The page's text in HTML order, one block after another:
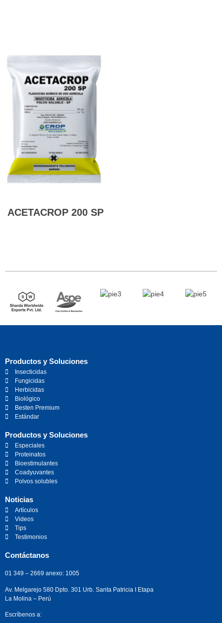
ACETACROP 200 SP
Productos y Soluciones
Insecticidas
Fungicidas
Herbicidas
Biológico
Besten Premium
Estándar
Productos y Soluciones
Especiales
Proteinatos
Bioestimulantes
Coadyuvantes
Polvos solubles
Noticias
Artículos
Videos
Tips
Testimonios
Contáctanos
01 349 – 2669 anexo: 1005
Av. Melgarejo 580 Dpto. 301 Urb. Santa Patricia I Etapa
La Molina – Perú
Escríbenos a: